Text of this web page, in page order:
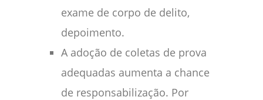
exame de corpo de delito,
depoimento.
A adoção de coletas de prova
adequadas aumenta a chance
de responsabilização. Por